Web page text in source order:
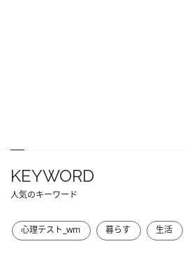
KEYWORD
人気のキーワード
心理テスト_wm 暮らす 生活